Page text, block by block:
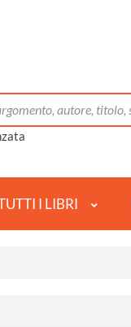
I LIBRI